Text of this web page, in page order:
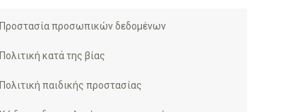
Προστασία προσωπικών δεδομένων
Πολιτική κατά της βίας
Πολιτική παιδικής προστασίας